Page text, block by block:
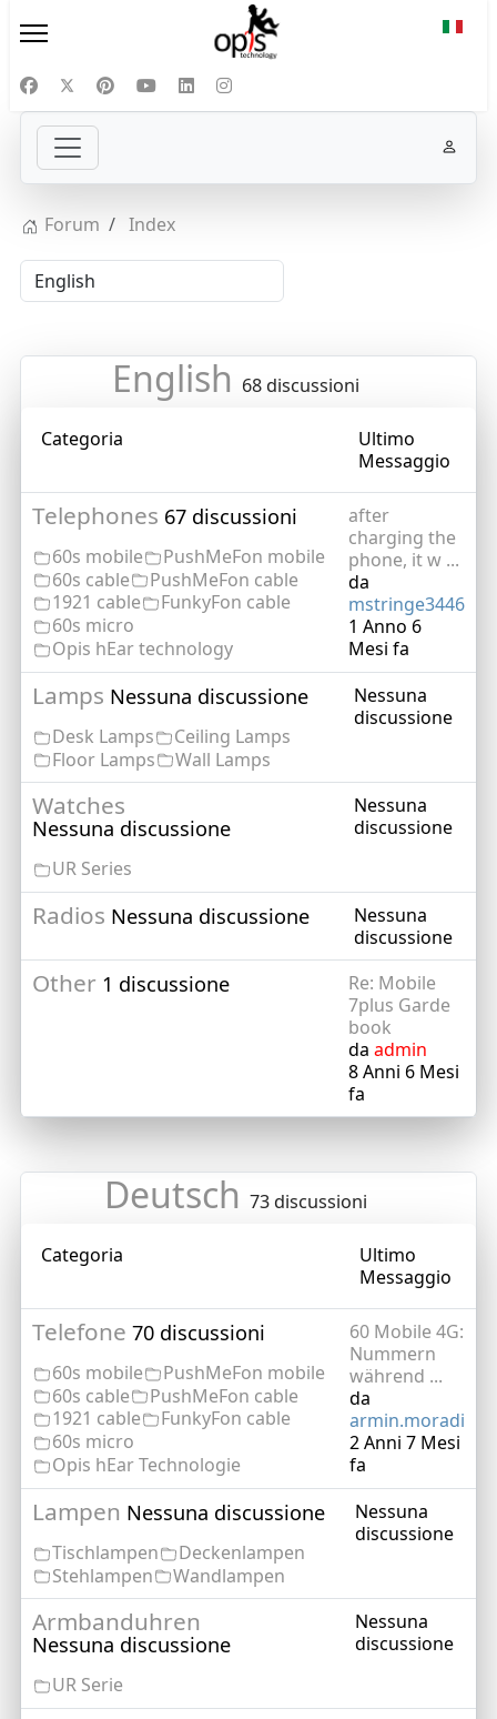
Forum Index
English 68 discussioni
Categoria
Ultimo
Messaggio
Telephones 67 discussioni
60s mobile
PushMeFon mobile
60s cable
PushMeFon cable
1921 cable
FunkyFon cable
60s micro
Opis hEar technology
after
charging the
phone, it w ...
da
mstringe3446
1 Anno 6
Mesi fa
Lamps Nessuna discussione
Desk Lamps
Ceiling Lamps
Floor Lamps
Wall Lamps
Nessuna
discussione
Watches
Nessuna discussione
UR Series
Nessuna
discussione
Radios Nessuna discussione
Nessuna
discussione
Other 1 discussione
Re: Mobile
7plus Garde
book
da admin
8 Anni 6 Mesi
fa
Deutsch 73 discussioni
Categoria
Ultimo
Messaggio
Telefone 70 discussioni
60s mobile
PushMeFon mobile
60s cable
PushMeFon cable
1921 cable
FunkyFon cable
60s micro
Opis hEar Technologie
60 Mobile 4G:
Nummern
während ...
da
armin.moradi
2 Anni 7 Mesi
fa
Lampen Nessuna discussione
Tischlampen
Deckenlampen
Stehlampen
Wandlampen
Nessuna
discussione
Armbanduhren
Nessuna discussione
UR Serie
Nessuna
discussione